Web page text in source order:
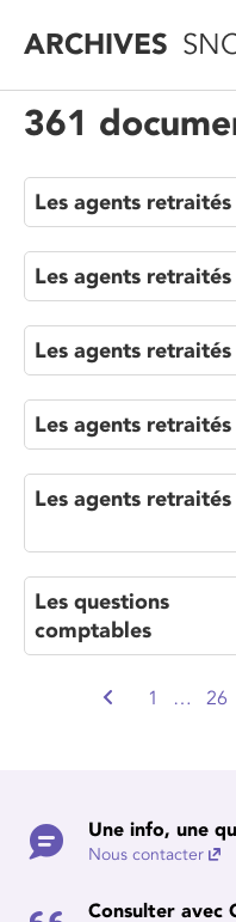
ARCHIVES
361
Les agents retraités
Les agents retraités
Les agents retraités
Les agents retraités
Les agents retraités
Les questions
comptables
1 … 26
Une info, une
Nous contacter
Consulter avec